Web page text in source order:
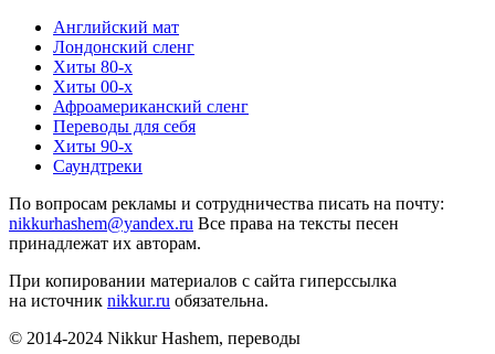
Английский мат
Лондонский сленг
Хиты 80-х
Хиты 00-х
Афроамериканский сленг
Переводы для себя
Хиты 90-х
Саундтреки
По вопросам рекламы и сотрудничества писать на почту:
nikkurhashem@yandex.ru Все права на тексты песен
принадлежат их авторам.
При копировании материалов с сайта гиперссылка
на источник nikkur.ru обязательна.
© 2014-2024 Nikkur Hashem, переводы